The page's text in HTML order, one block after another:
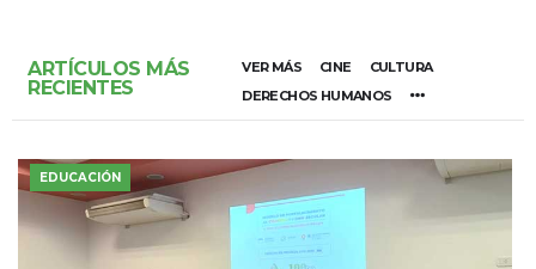
ARTÍCULOS MÁS
RECIENTES
VER MÁS CINE
CULTURA
DERECHOS HUMANOS
EDUCACIÓN